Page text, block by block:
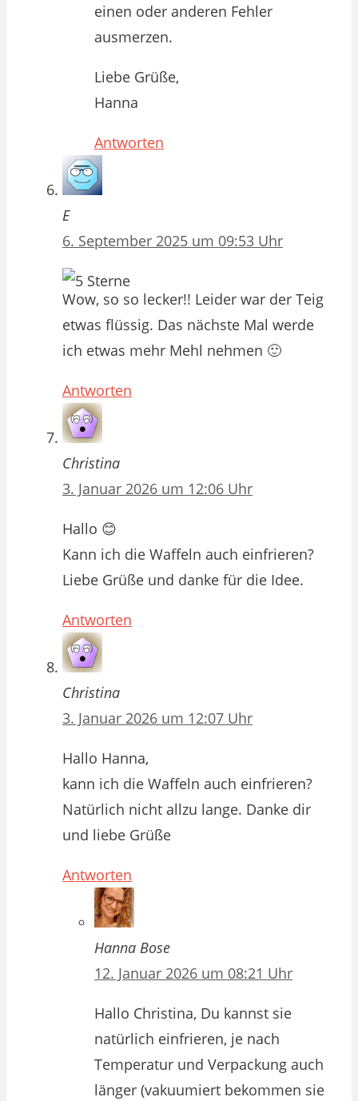
einen oder anderen Fehler
ausmerzen.
Liebe Grüße,
Hanna
Antworten
E
6. September 2025 um 09:53 Uhr
Wow, so so lecker!! Leider war der Teig
etwas flüssig. Das nächste Mal werde
ich etwas mehr Mehl nehmen 🙂
Antworten
Christina
3. Januar 2026 um 12:06 Uhr
Hallo 😊
Kann ich die Waffeln auch einfrieren?
Liebe Grüße und danke für die Idee.
Antworten
Christina
3. Januar 2026 um 12:07 Uhr
Hallo Hanna,
kann ich die Waffeln auch einfrieren?
Natürlich nicht allzu lange. Danke dir
und liebe Grüße
Antworten
Hanna Bose
12. Januar 2026 um 08:21 Uhr
Hallo Christina, Du kannst sie
natürlich einfrieren, je nach
Temperatur und Verpackung auch
länger (vakuumiert bekommen sie